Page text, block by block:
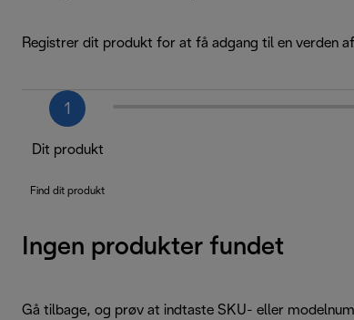
Registrer dit produkt for at få adgang til en verden
1
Dit produkt
Find dit produkt
Ingen produkter fundet
Gå tilbage, og prøv at indtaste SKU- eller